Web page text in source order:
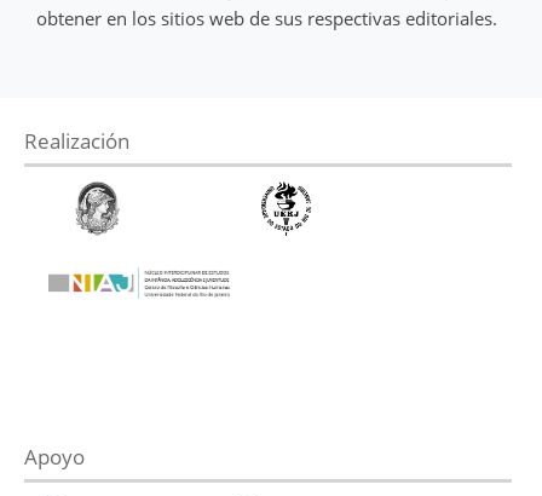
obtener en los sitios web de sus respectivas editoriales.
Realización
Apoyo